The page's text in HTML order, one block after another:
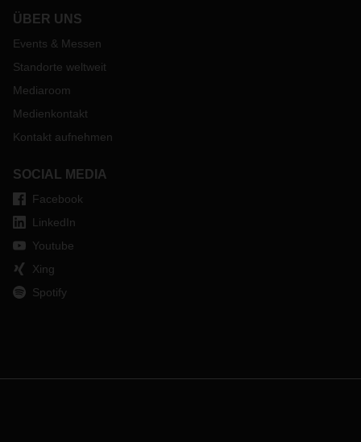
ÜBER UNS
Events & Messen
Standorte weltweit
Mediaroom
Medienkontakt
Kontakt aufnehmen
SOCIAL MEDIA
Facebook
LinkedIn
Youtube
Xing
Spotify